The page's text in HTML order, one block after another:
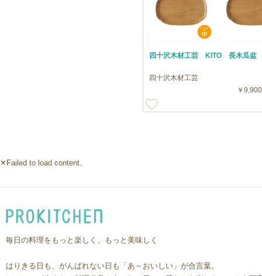
四十沢木材工芸 KITO 長木瓜
四十沢木材工芸
￥
✕Failed to load content.
毎日の料理をもっと楽しく、もっと美味しく
はりきる日も、がんばれない日も「あ～おいしい」が合言葉。